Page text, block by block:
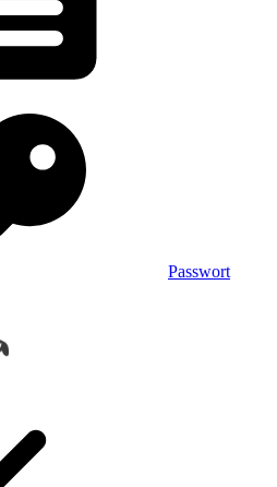
Passwort